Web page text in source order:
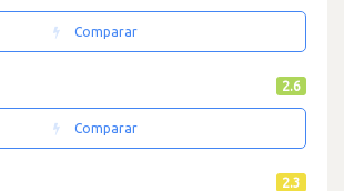
Comparar
2.6
Comparar
2.3